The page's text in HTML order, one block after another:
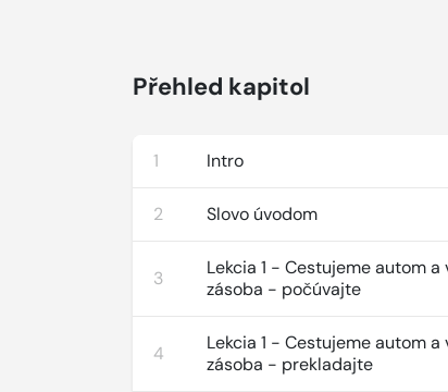
Přehled kapitol
1 Intro
2 Slovo úvodom
3
Lekcia 1 - Cestujeme autom
zásoba - počúvajte
4
Lekcia 1 - Cestujeme autom
zásoba - prekladajte